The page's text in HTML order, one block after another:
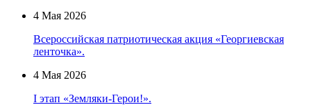
4 Мая 2026
Всероссийская патриотическая акция «Георгиевская
ленточка».
4 Мая 2026
I этап «Земляки-Герои!».